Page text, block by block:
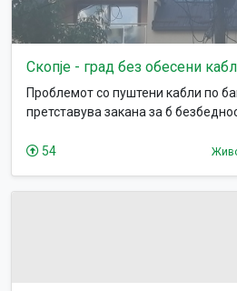
Скопје - град без обесени
Проблемот со пуштени кабли по
претставува закана за б
54